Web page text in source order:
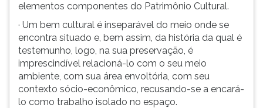
elementos componentes do Patrimônio Cultural.
· Um bem cultural é inseparável do meio onde se
encontra situado e, bem assim, da história da qual é
testemunho, logo, na sua preservação, é
imprescindível relacioná-lo com o seu meio
ambiente, com sua área envoltória, com seu
contexto sócio-econômico, recusando-se a encará-
lo como trabalho isolado no espaço.